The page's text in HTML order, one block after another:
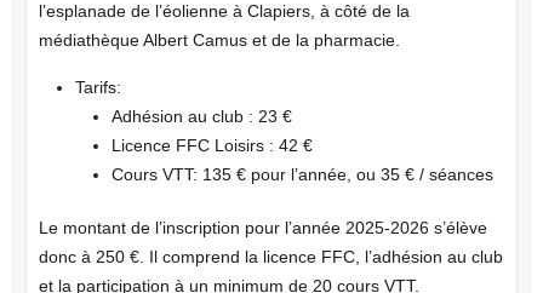
l’esplanade de l’éolienne à Clapiers, à côté de la
médiathèque Albert Camus et de la pharmacie.
Tarifs:
Adhésion au club : 23 €
Licence FFC Loisirs : 42 €
Cours VTT: 135 € pour l’année, ou 35 € / séances
Le montant de l’inscription pour l’année 2025-2026 s’élève
donc à 250 €. Il comprend la licence FFC, l’adhésion au club
et la participation à un minimum de 20 cours VTT.